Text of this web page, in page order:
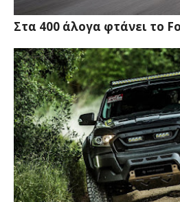
Στα 400 άλογα φτάνει το